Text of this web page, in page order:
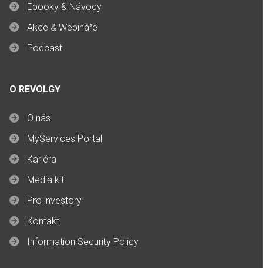
Ebooky & Návody
Akce & Webináře
Podcast
O REVOLGY
O nás
MyServices Portal
Kariéra
Media kit
Pro investory
Kontakt
Information Security Policy